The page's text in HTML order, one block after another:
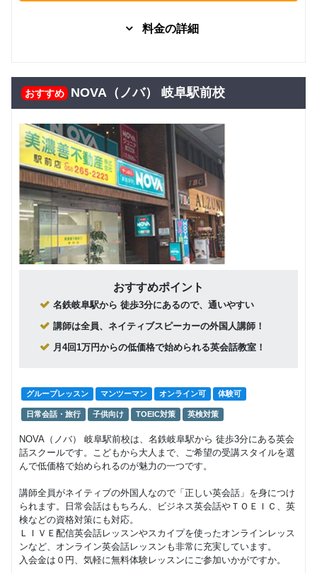
28,050円(税込) / 月
長（少人
数レッス
ン）
14,850 円(税込) / 月
回数：4 / 1セッション50分
年中・年
長（個人
レッス
ン）
マンツーマン
28,050円(税込) / 月
回数：4 / 1セッション40分
小学１・
２年生
（ネイテ
ィブ講師
による少
人数レッ
グループレッスン 子供向け
14,850
円(税込) / 月
回数：4 / 1セッション50分
小学１・
２年生
（ネイテ
ィブ講師
マンツーマン 子供向け
28,050円(税込) / 月
小学１・
２年生
（日本人
講師によ
る個人レ
26,400円(税込) / 月
回数：4 / 1セッション50分
小学３・
４年生
（ネイテ
ィブ講師
による少
人数レッ
グループレッスン
14,850円(税込) / 月
回数：4 / 1セッション50分
料金の詳細
プレッス
ン
10,000 円(税込) / 月
回数：4 / 1セッション40分
固定プラ
ンマンツ
ーマンレ
ッスン
マンツーマン
22,222円(税込) / 月
回数：4 / 1セッション40分
フリープ
ラングル
ープレッ
スン
グループレッスン
10,000
円(税込) / 月
回数：4 / 1セッション40分
フリープ
グループレッスン
19,000
円(税込) / 総額
フリープ
ープレッ
グループレッスン
28,000円(税込) / 総額
フリープ
ランマン
ツーマン
マンツーマン
28,000 円(税込) / 月
フリープ
ランマン
レッスン
マンツーマン
50,000
回数：8 / 1セッション40分
フリープ
ランマン
ツーマン
レッスン
マンツーマン
70,000円(税込) / 月
回数：4 / 1セッション40分
おすすめ NOVA（ノバ） 岐阜駅前校
おすすめポイント
名鉄岐阜駅から 徒歩3分にあるので、通いやすい
講師は全員、ネイティブスピーカーの外国人講師！
月4回1万円からの低価格で始められる英会話教室！
グループレッスン マンツーマン オンライン可 体験可
日常会話・旅行 子供向け TOEIC対策 英検対策
NOVA（ノバ） 岐阜駅前校は、名鉄岐阜駅から 徒歩3分にある英会
話スクールです。こどもから大人まで、ご希望の受講スタイルを選
んで低価格で始められるのが魅力の一つです。
講師全員がネイティブの外国人なので「正しい英会話」を身につけ
られます。日常会話はもちろん、ビジネス英会話やＴＯＥＩＣ、英
検などの資格対策にも対応。
ＬＩＶＥ配信英会話レッスンやスカイプを使ったオンラインレッス
ンなど、オンライン英会話レッスンも非常に充実しています。
入会金は０円、気軽に無料体験レッスンにご参加いかがですか。